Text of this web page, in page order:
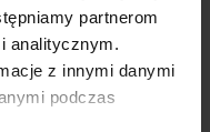
partnerom
analitycznym.
z innymi danymi
podczas